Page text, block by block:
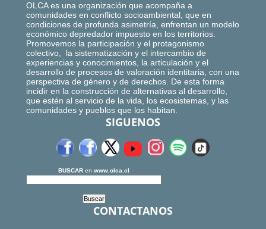
OLCA es una organización que acompaña a
comunidades en conflicto socioambiental, que en
condiciones de profunda asimetría, enfrentan un modelo
económico depredador impuesto en los territorios.
Promovemos la participación y el protagonismo
colectivo, la sistematización y el intercambio de
experiencias y conocimientos, la articulación y el
desarrollo de procesos de valoración identitaria, con una
perspectiva de género y de derechos. De esta forma
incidir en la construcción de alternativas al desarrollo,
que estén al servicio de la vida, los ecosistemas, y las
comunidades y pueblos que los habitan.
SIGUENOS
BUSCAR en www.olca.cl
CONTACTANOS